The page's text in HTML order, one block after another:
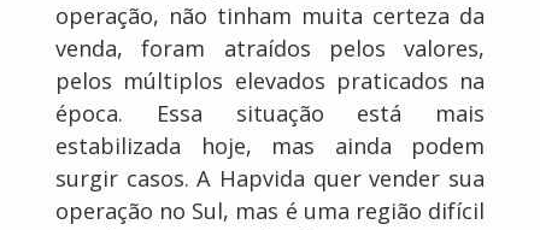
operação, não tinham muita certeza da
venda, foram atraídos pelos valores,
pelos múltiplos elevados praticados na
época. Essa situação está mais
estabilizada hoje, mas ainda podem
surgir casos. A Hapvida quer vender sua
operação no Sul, mas é uma região difícil